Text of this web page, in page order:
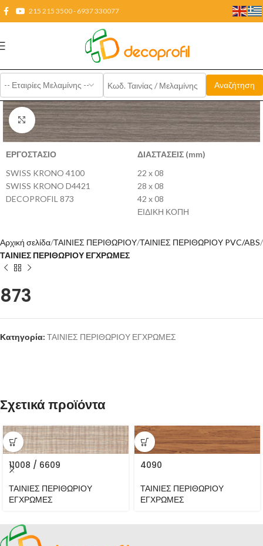
215 215 3500 - 6937 330077
Click to enlarge
ΕΡΓΟΣΤΑΣΙΟ
SWISS KRONO 4100
SWISS KRONO D4421
DECOPROFIL 873
ΔΙΑΣΤΑΣΕΙΣ (mm)
22 x 08
28 x 08
42 x 08
ΕΙΔΙΚΗ ΚΟΠΗ
Αρχική σελίδα ΤΑΙΝΙΕΣ ΠΕΡΙΘΩΡΙΟΥ ΤΑΙΝΙΕΣ ΠΕΡΙΘΩΡΙΟΥ PVC/ABS
ΤΑΙΝΙΕΣ ΠΕΡΙΘΩΡΙΟΥ ΕΓΧΡΩΜΕΣ
873
Κατηγορία: ΤΑΙΝΙΕΣ ΠΕΡΙΘΩΡΙΟΥ ΕΓΧΡΩΜΕΣ
Σχετικά προϊόντα
11008 / 6609
ΤΑΙΝΙΕΣ ΠΕΡΙΘΩΡΙΟΥ
ΕΓΧΡΩΜΕΣ
4090
ΤΑΙΝΙΕΣ ΠΕΡΙΘΩΡΙΟΥ
ΕΓΧΡΩΜΕΣ